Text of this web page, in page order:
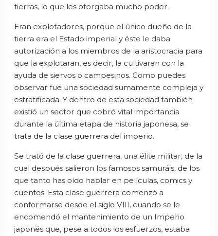
tierras, lo que les otorgaba mucho poder.
Eran explotadores, porque el único dueño de la
tierra era el Estado imperial y éste le daba
autorización a los miembros de la aristocracia para
que la explotaran, es decir, la cultivaran con la
ayuda de siervos o campesinos. Como puedes
observar fue una sociedad sumamente compleja y
estratificada. Y dentro de esta sociedad también
existió un sector que cobró vital importancia
durante la última etapa de historia japonesa, se
trata de la clase guerrera del imperio.
Se trató de la clase guerrera, una élite militar, de la
cual después salieron los famosos samuráis, de los
que tanto has oído hablar en películas, comics y
cuentos. Esta clase guerrera comenzó a
conformarse desde el siglo VIII, cuando se le
encomendó el mantenimiento de un Imperio
japonés que, pese a todos los esfuerzos, estaba